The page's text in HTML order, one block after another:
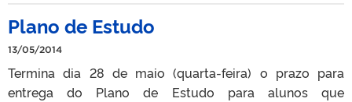
Plano de Estudo
13/05/2014
Termina dia 28 de maio (quarta-feira) o prazo para
entrega do Plano de Estudo para alunos que